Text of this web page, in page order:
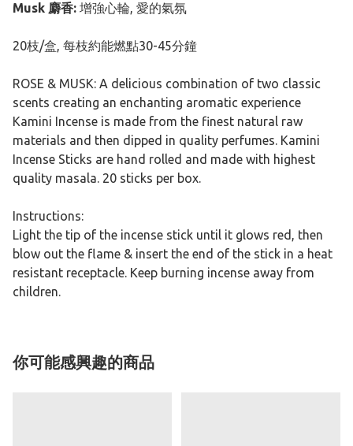
Musk 麝香: 增強心輪, 愛的氣氛
20枝/盒, 每枝約能燃點30-45分鐘
ROSE & MUSK: A delicious combination of two classic
scents creating an enchanting aromatic experience
Kamini Incense is made from the finest natural raw
materials and then dipped in quality perfumes. Kamini
Incense Sticks are hand rolled and made with highest
quality masala. 20 sticks per box.
Instructions:
Light the tip of the incense stick until it glows red, then
blow out the flame & insert the end of the stick in a heat
resistant receptacle. Keep burning incense away from
children.
你可能感興趣的商品